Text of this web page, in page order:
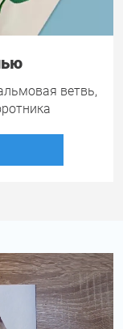
ветвь,